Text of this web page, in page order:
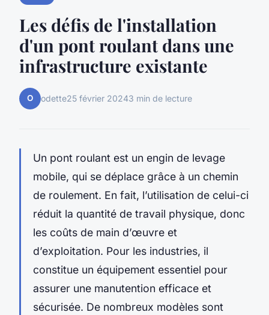
Les défis de l'installation
d'un pont roulant dans une
infrastructure existante
O odette25 février 20243 min de lecture
Un pont roulant est un engin de levage
mobile, qui se déplace grâce à un chemin
de roulement. En fait, l’utilisation de celui-ci
réduit la quantité de travail physique, donc
les coûts de main d’œuvre et
d’exploitation. Pour les industries, il
constitue un équipement essentiel pour
assurer une manutention efficace et
sécurisée. De nombreux modèles sont